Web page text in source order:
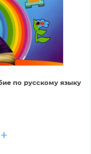
по русскому языку